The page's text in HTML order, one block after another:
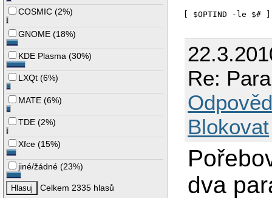
COSMIC (2%)
GNOME (18%)
KDE Plasma (30%)
LXQt (6%)
MATE (6%)
TDE (2%)
Xfce (15%)
jiné/žádné (23%)
Celkem 2335 hlasů
[ $OPTIND -le $#
Re:
Blokovat
dva